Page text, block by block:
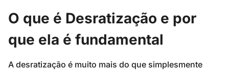
O que é Desratização e por
que ela é fundamental
A desratização é muito mais do que simplesmente